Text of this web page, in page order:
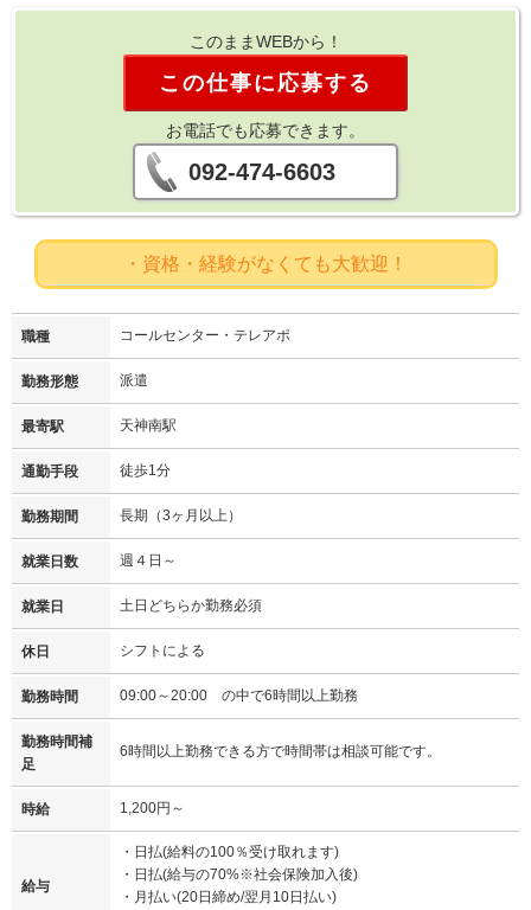
このままWEBから！
この仕事に応募する
お電話でも応募できます。
092-474-6603
・資格・経験がなくても大歓迎！
職種 コールセンター・テレアポ
勤務形態 派遣
最寄駅 天神南駅
通勤手段 徒歩1分
勤務期間 長期（3ヶ月以上）
就業日数 週４日～
就業日 土日どちらか勤務必須
休日 シフトによる
勤務時間 09:00～20:00 の中で6時間以上勤務
勤務時間補
足
6時間以上勤務できる方で時間帯は相談可能です。
時給 1,200円～
給与
・日払(給料の100％受け取れます)
・日払(給与の70%※社会保険加入後)
・月払い(20日締め/翌月10日払い)